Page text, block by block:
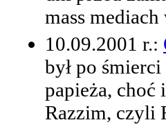
mass
10.09.2001 r.:
był po
papieża, choć
Razzim, czyli